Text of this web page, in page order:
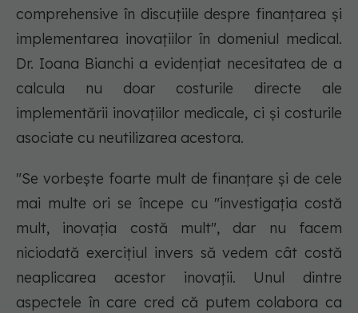
comprehensive în discuțiile despre finanțarea și
implementarea inovațiilor în domeniul medical.
Dr. Ioana Bianchi a evidențiat necesitatea de a
calcula nu doar costurile directe ale
implementării inovațiilor medicale, ci și costurile
asociate cu neutilizarea acestora.
"Se vorbește foarte mult de finanțare și de cele
mai multe ori se începe cu "investigația costă
mult, inovația costă mult", dar nu facem
niciodată exercițiul invers să vedem cât costă
neaplicarea acestor inovații. Unul dintre
aspectele în care cred că putem colabora ca